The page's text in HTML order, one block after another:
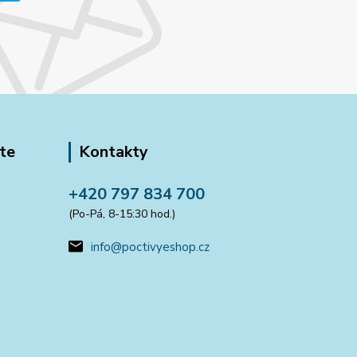
Kontakty
+420 797 834 700
(Po-Pá, 8-15:30 hod.)
info@poctivyeshop.cz